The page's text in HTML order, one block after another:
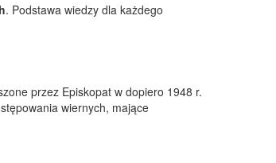
. Podstawa wiedzy dla każdego
przez Episkopat w dopiero 1948 r.
wiernych, mające